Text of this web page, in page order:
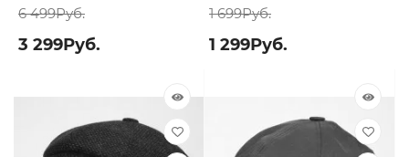
6 499Руб.
3 299Руб.
1 699Руб.
1 299Руб.